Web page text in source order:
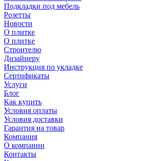
Подкладки под мебель
Розетты
Новости
О плитке
О плитке
Строителю
Дизайнеру
Инструкция по укладке
Сертификаты
Услуги
Блог
Как купить
Условия оплаты
Условия доставки
Гарантия на товар
Компания
О компании
Контакты